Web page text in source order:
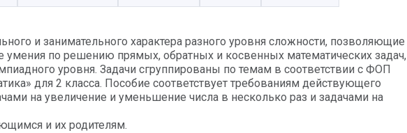
и занимательного характера разного уровня сложности, позволяющие
по решению прямых, обратных и косвенных математических задач,
уровня. Задачи сгруппированы по темам в соответствии с ФОП
для 2 класса. Пособие соответствует требованиям действующего
на увеличение и уменьшение числа в несколько раз и задачами на
и их родителям.